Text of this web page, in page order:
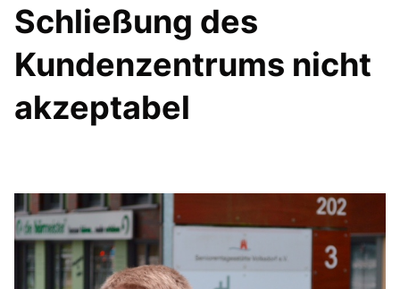
FUNKTIONEN IM RATHAUS
REDEN
HOCHSCHULPOLITIK
Schließung des
Kundenzentrums nicht
akzeptabel